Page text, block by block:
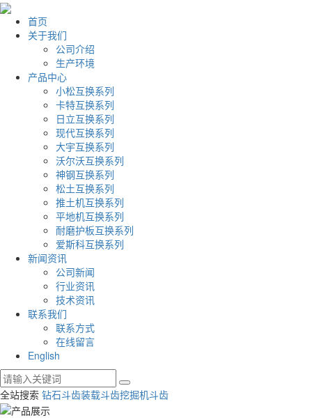
首页
关于我们
公司介绍
生产环境
产品中心
小松互换系列
卡特互换系列
日立互换系列
现代互换系列
大宇互换系列
沃尔沃互换系列
神钢互换系列
松土互换系列
推土机互换系列
平地机互换系列
耐磨护板互换系列
爱斯科互换系列
新闻资讯
公司新闻
行业资讯
技术资讯
联系我们
联系方式
在线留言
English
全站搜索 钻石斗齿装载斗齿挖掘机斗齿